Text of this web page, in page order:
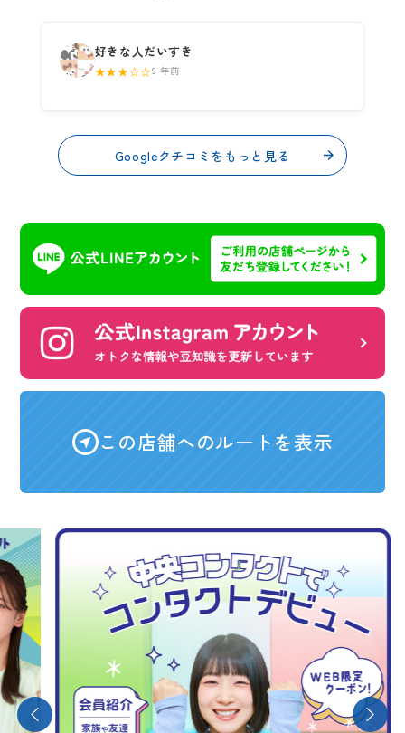
好きな人だいすき
★★★☆☆9 年前
Googleクチコミをもっと見る
この店舗へのルートを表示